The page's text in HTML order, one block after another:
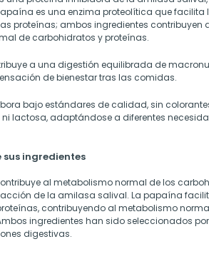
es una enzima proteolítica que facilita
proteínas; ambos ingredientes contribuyen
de carbohidratos y proteínas.
a una digestión equilibrada de
de bienestar tras las comidas.
bajo estándares de calidad, sin
ni lactosa, adaptándose a diferentes
sus ingredientes
al metabolismo normal de los
acción de la amilasa salival. La papaína
contribuyendo al metabolismo
ingredientes han sido seleccionados
digestivas.